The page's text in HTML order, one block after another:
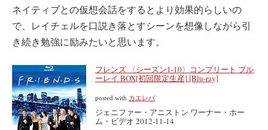
ネイティブとの仮想会話をするとより効果的らしいの
で、レイチェルを口説き落とすシーンを想像しながら引
き続き勉強に励みたいと思います。
フレンズ 〈シーズン1-10〉コンプリート ブル
ーレイ BOX[初回限定生産] [Blu-ray]
posted with カエレバ
ジェニファー・アニストン ワーナー・ホー
ム・ビデオ 2012-11-14